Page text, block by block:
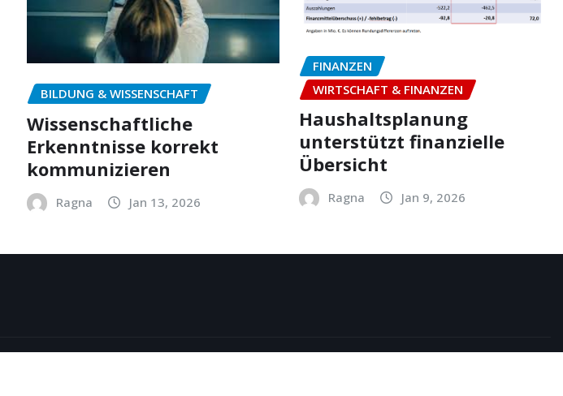
BILDUNG & WISSENSCHAFT
Wissenschaftliche
Erkenntnisse korrekt
kommunizieren
Ragna Jan 13, 2026
FINANZEN
WIRTSCHAFT & FINANZEN
Haushaltsplanung
unterstützt finanzielle
Übersicht
Ragna Jan 9, 2026